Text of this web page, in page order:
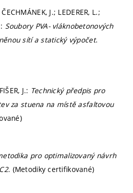
J.; LEDERER, L.;
Soubory PVA- vláknobetonových
sítí a statický výpočet.
J.: Technický předpis pro
za stuena na místě asfaltovou
pro optimalizovaný návrh
. (Metodiky certifikované)